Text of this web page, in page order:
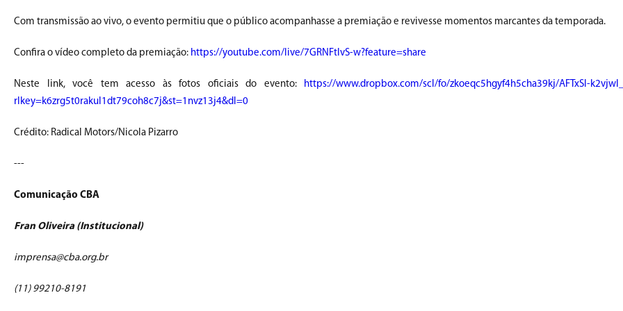
Com transmissão ao vivo, o evento permitiu que o público acompanhasse a premiação e revivesse momentos marcantes da temporada.
Confira o vídeo completo da premiação: https://youtube.com/live/7GRNFtIvS-w?feature=share
Neste link, você tem acesso às fotos oficiais do evento: https://www.dropbox.com/scl/fo/zkoeqc5hgyf4h5cha39kj/AFTxSl-
rlkey=k6zrg5t0rakul1dt79coh8c7j&st=1nvz13j4&dl=0
Crédito: Radical Motors/Nicola Pizarro
---
Comunicação CBA
Fran Oliveira (Institucional)
imprensa@cba.org.br
(11) 99210-8191